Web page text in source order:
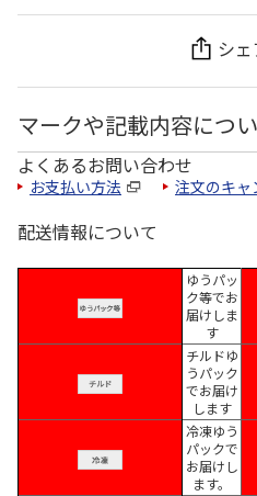
シ
マークや記載内容につ
よくあるお問い合わせ
お支払い方法 注文のキャ
配送情報について
ゆうパッ
ク等でお
届けしま
す
チルドゆ
うパック
でお届け
します
冷凍ゆう
パックで
お届けし
ます。